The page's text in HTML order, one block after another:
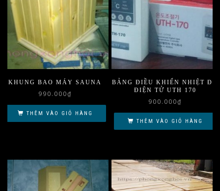
KHUNG BAO MÁY SAUNA
990.000₫
THÊM VÀO GIỎ HÀNG
BẢNG ĐIỀU KHIỂN NHIỆT ĐỘ
ĐIỆN TỬ UTH 170
900.000₫
THÊM VÀO GIỎ HÀNG